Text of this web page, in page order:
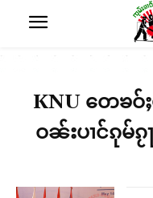
KNU တေၶဝ်ႈ
ဝၼ်းပၢင်ၵုမ်